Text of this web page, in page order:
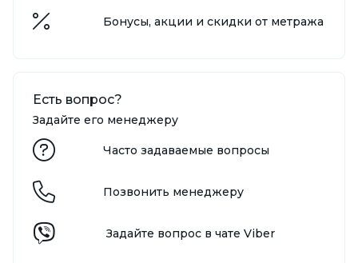
Бонусы, акции и скидки от метража
Есть вопрос?
Задайте его менеджеру
Часто задаваемые вопросы
Позвонить менеджеру
Задайте вопрос в чате Viber